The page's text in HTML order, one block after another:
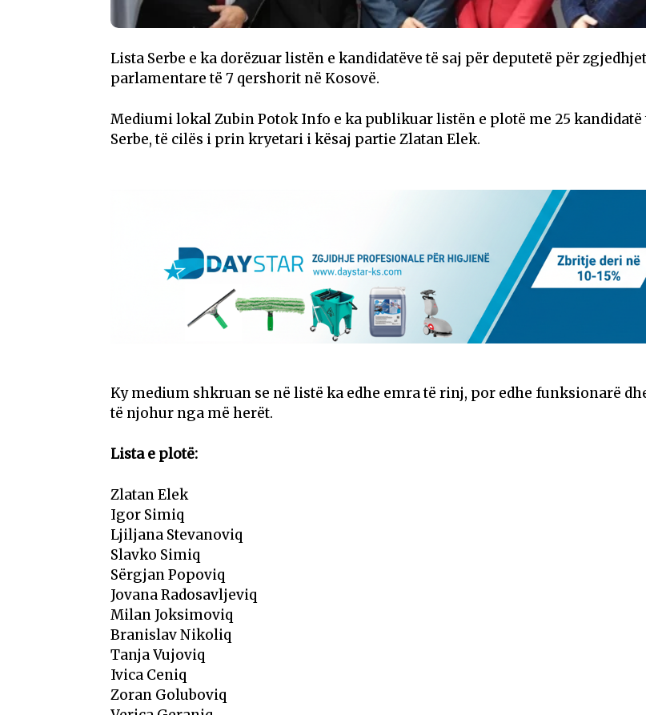
Lista Serbe e ka dorëzuar listën e kandidatëve të saj për deputetë për zgjedhjet
parlamentare të 7 qershorit në Kosovë.
Mediumi lokal Zubin Potok Info e ka publikuar listën e plotë me 25 kandidatë
Serbe, të cilës i prin kryetari i kësaj partie Zlatan Elek.
Ky medium shkruan se në listë ka edhe emra të rinj, por edhe funksionarë
të njohur nga më herët.
Lista e plotë:
Zlatan Elek
Igor Simiq
Ljiljana Stevanoviq
Slavko Simiq
Sërgjan Popoviq
Jovana Radosavljeviq
Milan Joksimoviq
Branislav Nikoliq
Tanja Vujoviq
Ivica Ceniq
Zoran Goluboviq